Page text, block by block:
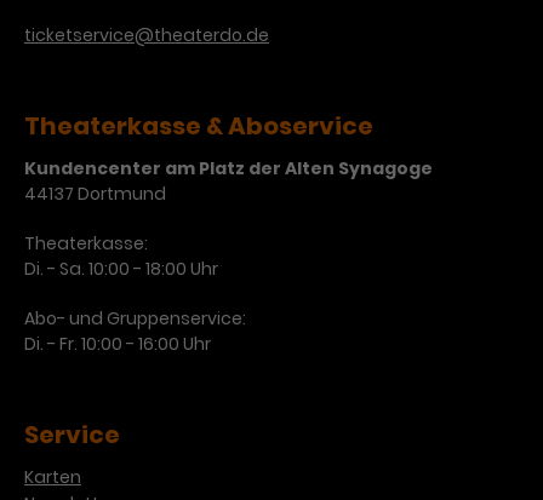
ticketservice@theaterdo.de
Theaterkasse & Aboservice
Kundencenter am Platz der Alten Synagoge
44137 Dortmund
Theaterkasse:
Di. - Sa. 10:00 - 18:00 Uhr
Abo- und Gruppenservice:
Di. - Fr. 10:00 - 16:00 Uhr
Service
Karten